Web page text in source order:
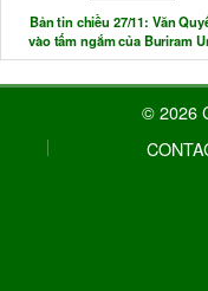
Bản tin chiều 27/11: Văn
vào tấm ngắm của Buriram
© 2026